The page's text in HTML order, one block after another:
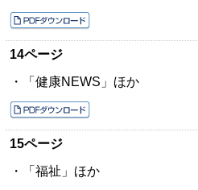
14ページ
・「健康NEWS」ほか
15ページ
・「福祉」ほか